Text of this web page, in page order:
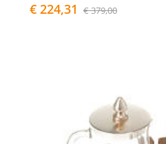
€ 224,31 € 379,00